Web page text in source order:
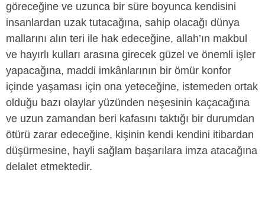
göreceğine ve uzunca bir süre boyunca kendisini
insanlardan uzak tutacağına, sahip olacağı dünya
mallarını alın teri ile hak edeceğine, allah’ın makbul
ve hayırlı kulları arasına girecek güzel ve önemli işler
yapacağına, maddi imkânlarının bir ömür konfor
içinde yaşaması için ona yeteceğine, istemeden ortak
olduğu bazı olaylar yüzünden neşesinin kaçacağına
ve uzun zamandan beri kafasını taktığı bir durumdan
ötürü zarar edeceğine, kişinin kendi kendini itibardan
düşürmesine, hayli sağlam başarılara imza atacağına
delalet etmektedir.